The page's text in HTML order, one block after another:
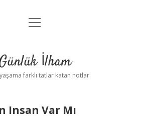
Anasayfa
Yasal Uyarı
menüyü
İlham
farklı tatlar katan notlar.
Insan Var Mı